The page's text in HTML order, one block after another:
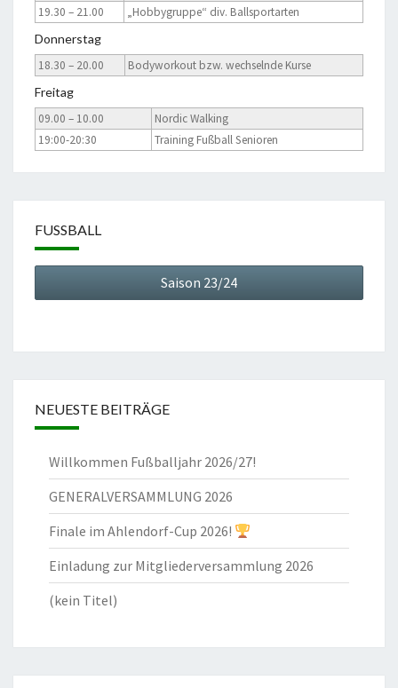
19.30 – 21.00
„Hobbygruppe“ div. Ballsportarten
Donnerstag
18.30 – 20.00
Bodyworkout bzw. wechselnde Kurse
Freitag
09.00 – 10.00
Nordic Walking
19:00-20:30
Training Fußball Senioren
FUSSBALL
Saison 23/24
NEUESTE BEITRÄGE
Willkommen Fußballjahr 2026/27!
GENERALVERSAMMLUNG 2026
Finale im Ahlendorf-Cup 2026!
Einladung zur Mitgliederversammlung 2026
(kein Titel)